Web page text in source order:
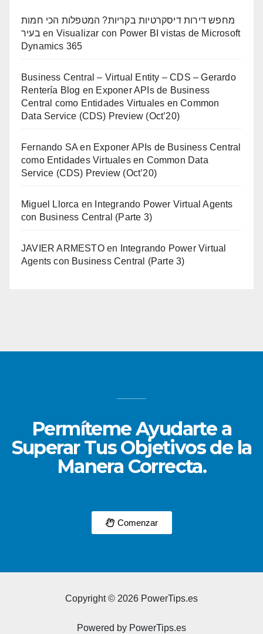
מחפש דירות דיסקרטיות בקריות? המטפלות הכי חמות
בעיר en Visualizar con Power BI vistas de Microsoft
Dynamics 365
Business Central – Virtual Entity – CDS – Gerardo
Rentería Blog en Exponer APIs de Business
Central como Entidades Virtuales en Common
Data Service (CDS) Preview (Oct’20)
Fernando SA en Exponer APIs de Business Central
como Entidades Virtuales en Common Data
Service (CDS) Preview (Oct’20)
Miguel Llorca en
Integrando Power Virtual Agents
con Business Central (Parte 3)
JAVIER ARMESTOen
Integrando Power Virtual
Agents con Business Central (Parte 3)
Permíteme Ayudarte a
Superar Tus Objetivos de la
Manera Correcta.
Comenzar
Copyright © 2026 PowerTips.es
Powered by PowerTips.es